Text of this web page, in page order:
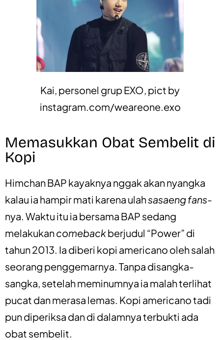
Kai, personel grup EXO, pict by
instagram.com/weareone.exo
Memasukkan Obat Sembelit di
Kopi
Himchan BAP kayaknya nggak akan nyangka
kalau ia hampir mati karena ulahsasaeng fans-
nya. Waktu itu ia bersama BAP sedang
melakukancomebackberjudul “Power” di
tahun 2013. Ia diberi kopi americano oleh salah
seorang penggemarnya. Tanpa disangka-
sangka, setelah meminumnya ia malah terlihat
pucat dan merasa lemas. Kopi americano tadi
pun diperiksa dan di dalamnya terbukti ada
obat sembelit.